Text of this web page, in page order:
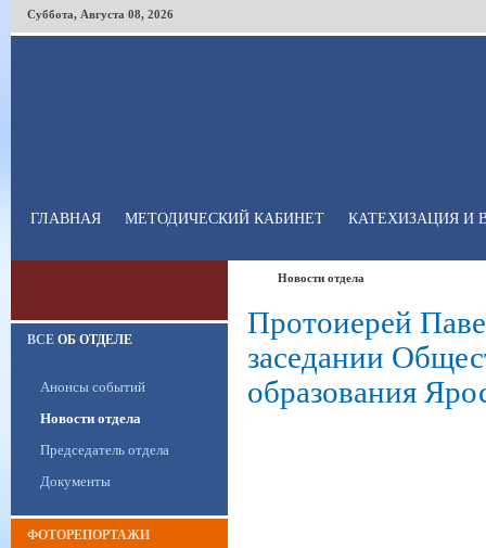
Суббота, Августа 08, 2026
ГЛАВНАЯ МЕТОДИЧЕСКИЙ КАБИНЕТ КАТЕХИЗАЦИЯ И
Новости отдела
Протоиерей
заседании
образования
ВСЕ ОБ ОТДЕЛЕ
Анонсы событий
Новости отдела
Председатель отдела
Документы
ФОТОРЕПОРТАЖИ